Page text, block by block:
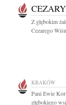
Z głębokim
Cezarego
KRAKÓW
Pani Ewie
głębokiego